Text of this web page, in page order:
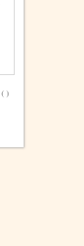
( )